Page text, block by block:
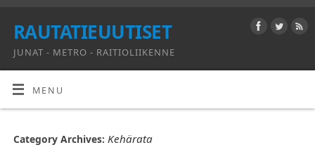
RAUTATIEUUTISET
JUNAT - METRO - RAITIOLIIKENNE
MENU
Category Archives: Kehärata